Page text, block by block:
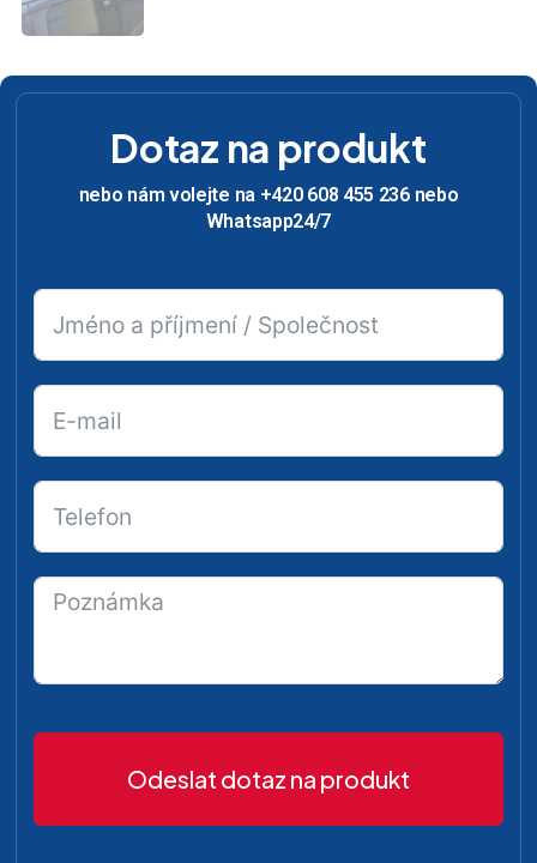
Dotaz na produkt
nebo nám volejte na +420 608 455 236 nebo
Whatsapp24/7
Odeslat dotaz na produkt